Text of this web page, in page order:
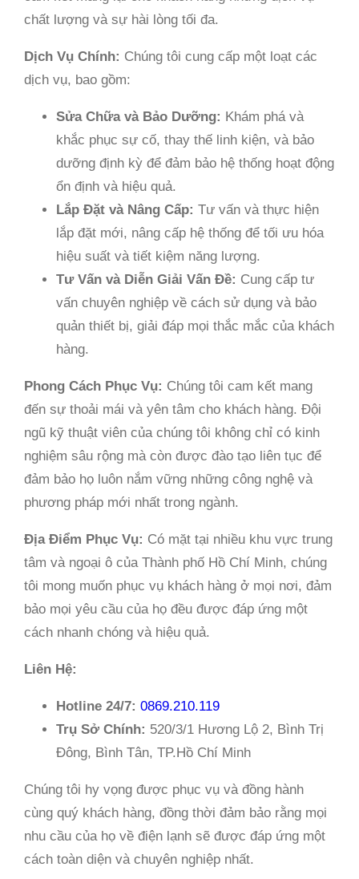
chất lượng và sự hài lòng tối đa.
Dịch Vụ Chính: Chúng tôi cung cấp một loạt các
dịch vụ, bao gồm:
Sửa Chữa và Bảo Dưỡng: Khám phá và
khắc phục sự cố, thay thế linh kiện, và bảo
dưỡng định kỳ để đảm bảo hệ thống hoạt động
ổn định và hiệu quả.
Lắp Đặt và Nâng Cấp: Tư vấn và thực hiện
lắp đặt mới, nâng cấp hệ thống để tối ưu hóa
hiệu suất và tiết kiệm năng lượng.
Tư Vấn và Diễn Giải Vấn Đề: Cung cấp tư
vấn chuyên nghiệp về cách sử dụng và bảo
quản thiết bị, giải đáp mọi thắc mắc của khách
hàng.
Phong Cách Phục Vụ: Chúng tôi cam kết mang
đến sự thoải mái và yên tâm cho khách hàng. Đội
ngũ kỹ thuật viên của chúng tôi không chỉ có kinh
nghiệm sâu rộng mà còn được đào tạo liên tục để
đảm bảo họ luôn nắm vững những công nghệ và
phương pháp mới nhất trong ngành.
Địa Điểm Phục Vụ: Có mặt tại nhiều khu vực trung
tâm và ngoại ô của Thành phố Hồ Chí Minh, chúng
tôi mong muốn phục vụ khách hàng ở mọi nơi, đảm
bảo mọi yêu cầu của họ đều được đáp ứng một
cách nhanh chóng và hiệu quả.
Liên Hệ:
Hotline 24/7: 0869.210.119
Trụ Sở Chính: 520/3/1 Hương Lộ 2, Bình Trị
Đông, Bình Tân, TP.Hồ Chí Minh
Chúng tôi hy vọng được phục vụ và đồng hành
cùng quý khách hàng, đồng thời đảm bảo rằng mọi
nhu cầu của họ về điện lạnh sẽ được đáp ứng một
cách toàn diện và chuyên nghiệp nhất.